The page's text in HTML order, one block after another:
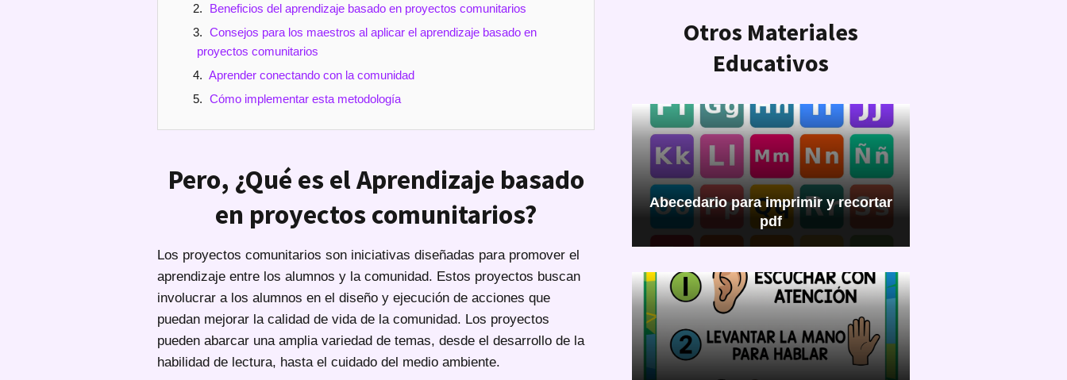
Beneficios del aprendizaje basado en proyectos comunitarios
Consejos para los maestros al aplicar el aprendizaje basado en
proyectos comunitarios
Aprender conectando con la comunidad
Cómo implementar esta metodología
Pero, ¿Qué es el Aprendizaje basado
en proyectos comunitarios?
Los proyectos comunitarios son iniciativas diseñadas para promover el
aprendizaje entre los alumnos y la comunidad. Estos proyectos buscan
involucrar a los alumnos en el diseño y ejecución de acciones que
puedan mejorar la calidad de vida de la comunidad. Los proyectos
pueden abarcar una amplia variedad de temas, desde el desarrollo de la
habilidad de lectura, hasta el cuidado del medio ambiente.
Otros Materiales
Educativos
Abecedario para imprimir y recortar
pdf